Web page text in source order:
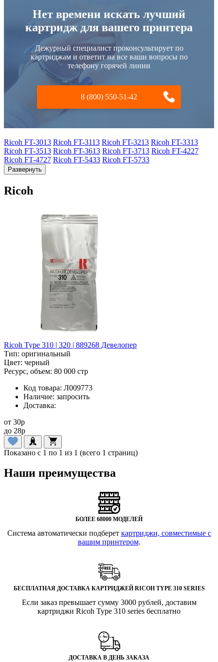
Нет времени искать лучший
картридж для вашего принтера
Дежурный специалист проконсультирует по
картриджам и ответит на все ваши вопросы по
телефону горячей линии
8 (800) 550-51-42
Ricoh FT-3013 Ricoh FT-3113 Ricoh FT-3213 Ricoh FT-3313
Ricoh FT-3513 Ricoh FT-3613 Ricoh FT-3713 Ricoh FT-4227
Ricoh FT-4727 Ricoh FT-5433 Ricoh FT-5733
Развернуть
Ricoh
Ricoh Type 310 | 320 | 889268 Девелопер
Тип: оригинальный
Цвет: черный
Ресурс, объем: 80 000 стр
Код товара: Л009773
Наличие: запросить
Доставка:
от 30p
до 28p
Показано с 1 по 1 из 1 (всего 1 страниц)
Наши преимущества
БОЛЕЕ 68000 МОДЕЛЕЙ
Система автоматически подберет картриджи, совместимые с
вашим принтером.
БЕСПЛАТНАЯ ДОСТАВКА КАРТРИДЖЕЙ RICOH TYPE 310 SERIES
Если заказ превышает сумму 3000 рублей, доставим
картриджи Ricoh Type 310 series бесплатно
ДОСТАВКА В ДЕНЬ ЗАКАЗА